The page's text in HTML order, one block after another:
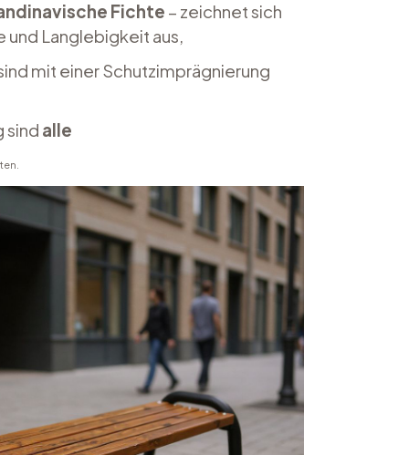
Fichte – zeichnet sich
und Langlebigkeit aus,
mit einer Schutzimprägnierung
sind alle